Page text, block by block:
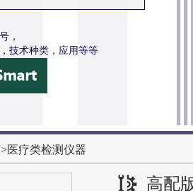
，
技术种类，应用等等
仪
医疗类检测仪器
高配